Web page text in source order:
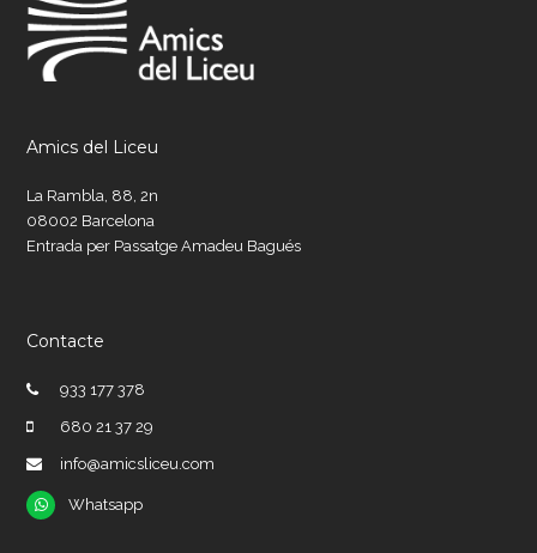
Amics del Liceu
La Rambla, 88, 2n
08002 Barcelona
Entrada per Passatge Amadeu Bagués
Contacte
933 177 378
680 21 37 29
info@amicsliceu.com
Whatsapp
Whatsapp